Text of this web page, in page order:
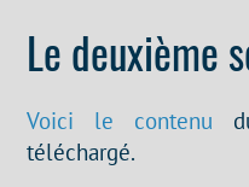
Le deuxième
Voici le contenu
téléchargé.